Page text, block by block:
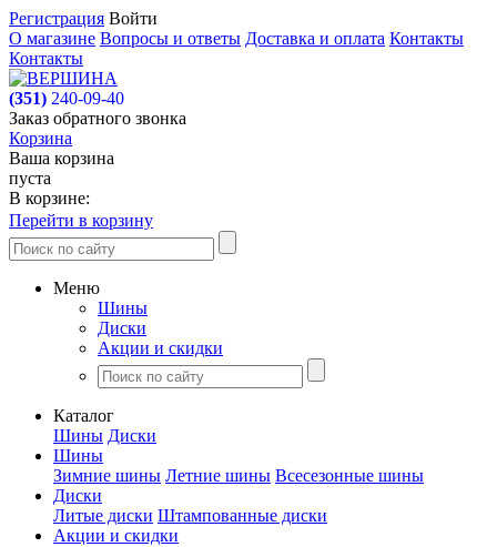
Регистрация Войти
О магазине Вопросы и ответы Доставка и оплата Контакты
Контакты
(351) 240-09-40
Заказ обратного звонка
Корзина
Ваша корзина
пуста
В корзине:
Перейти в корзину
Меню
Шины
Диски
Акции и скидки
Каталог
Шины Диски
Шины
Зимние шины Летние шины Всесезонные шины
Диски
Литые диски Штампованные диски
Акции и скидки